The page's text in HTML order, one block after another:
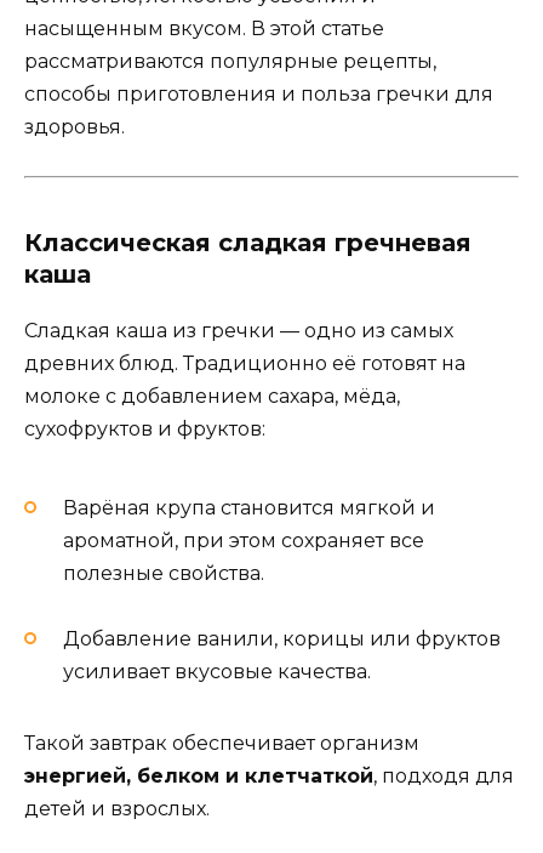
насыщенным вкусом. В этой статье
рассматриваются популярные рецепты,
способы приготовления и польза гречки для
здоровья.
Классическая сладкая гречневая
каша
Сладкая каша из гречки — одно из самых
древних блюд. Традиционно её готовят на
молоке с добавлением сахара, мёда,
сухофруктов и фруктов:
Варёная крупа становится мягкой и
ароматной, при этом сохраняет все
полезные свойства.
Добавление ванили, корицы или фруктов
усиливает вкусовые качества.
Такой завтрак обеспечивает организм
энергией, белком и клетчаткой, подходя для
детей и взрослых.